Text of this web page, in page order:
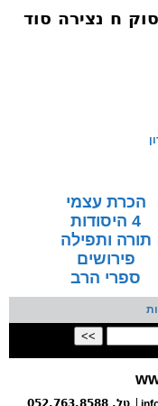
ב פסוק ח נצירה סוד
הכרת עצמי
4 היסודות
תורה ותפילה
פירושים
ספרי הרב
טל. 052.763.8588